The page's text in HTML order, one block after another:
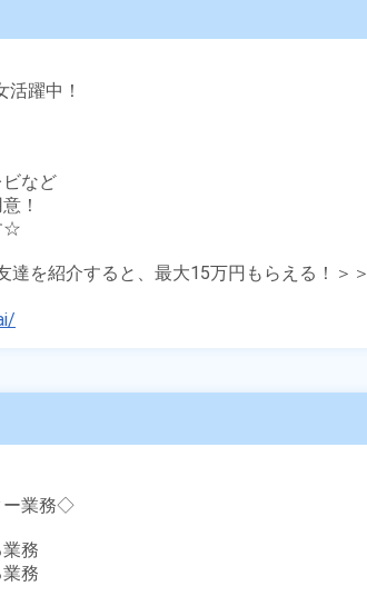
躍中！
など
！
☆
達を紹介すると、最大15万円もらえる！＞＞
ー業務◇
務
務